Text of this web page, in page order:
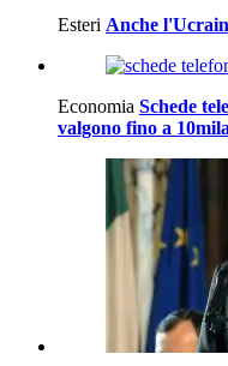
Esteri Anche
Economia Schede
valgono fino a